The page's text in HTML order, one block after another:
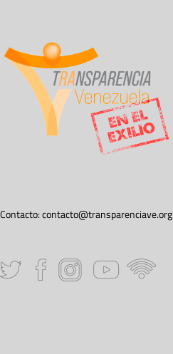
Contacto:contacto@transparenciave.org